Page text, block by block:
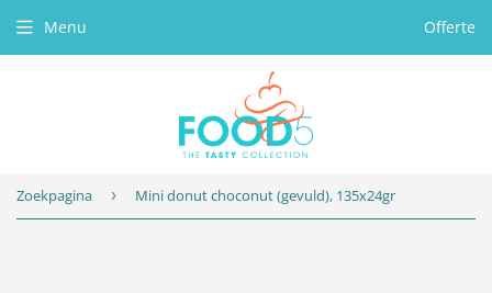
Menu Offerte
Zoekpagina › Mini donut choconut (gevuld), 135x24gr